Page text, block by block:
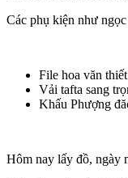
Các phụ kiện như
File hoa văn
Vải tafta sang
Khấu Phượng
Hôm nay lấy đồ, ngày